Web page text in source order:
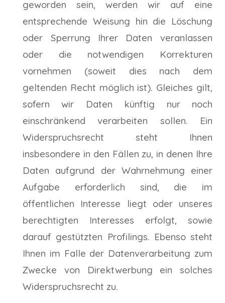
geworden sein, werden wir auf eine
entsprechende Weisung hin die Löschung
oder Sperrung Ihrer Daten veranlassen
oder die notwendigen Korrekturen
vornehmen (soweit dies nach dem
geltenden Recht möglich ist). Gleiches gilt,
sofern wir Daten künftig nur noch
einschränkend verarbeiten sollen. Ein
Widerspruchsrecht steht Ihnen
insbesondere in den Fällen zu, in denen Ihre
Daten aufgrund der Wahrnehmung einer
Aufgabe erforderlich sind, die im
öffentlichen Interesse liegt oder unseres
berechtigten Interesses erfolgt, sowie
darauf gestützten Profilings. Ebenso steht
Ihnen im Falle der Datenverarbeitung zum
Zwecke von Direktwerbung ein solches
Widerspruchsrecht zu.